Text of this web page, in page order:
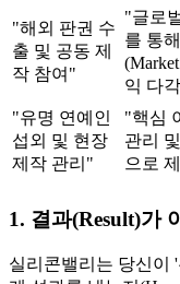
"해외 판권 수
출 및 공동 제
작 참여"
"글로
를 통
익 다
"유명 연예인
섭외 및 현장
제작 관리"
"핵심
관리
으로
1. 결과(Result)가
실리콘밸리는 당신이